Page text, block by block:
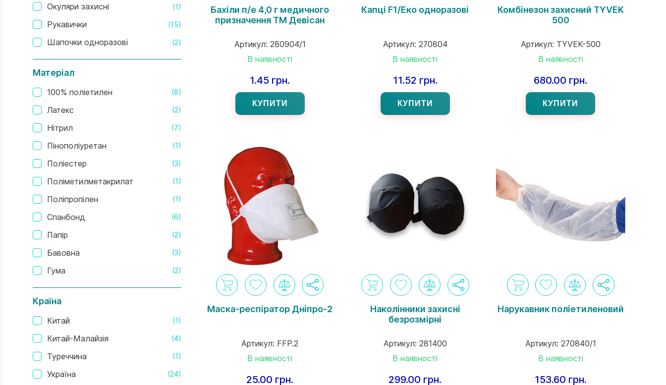
Бахіли п/е 4,0 г медичного
призначення ТМ Девісан
Артикул: 280904/1
В наявності
1.45 грн.
КУПИТИ
Капці F1/Еко одноразові
Артикул: 270804
В наявності
11.52 грн.
КУПИТИ
Комбінезон захисний TYVEK
500
Артикул: TYVEK-500
В наявності
680.00 грн.
КУПИТИ
Маска-респіратор Дніпро-2
Артикул: FFP.2
В наявності
25.00 грн.
Наколінники захисні
безрозмірні
Артикул: 281400
В наявності
299.00 грн.
Нарукавник поліетиленовий
Артикул: 270840/1
В наявності
153.60 грн.
Окуляри захисні (1)
Рукавички (15)
Шапочки одноразові (2)
Матеріал
100% поліетилен (8)
Латекс (2)
Нітрил (7)
Пінополіуретан (1)
Поліестер (3)
Поліметилметакрилат (1)
Поліпропілен (1)
Спанбонд (6)
Папір (2)
Бавовна (3)
Гума (2)
Країна
Китай (1)
Китай-Малайзія (4)
Туреччина (1)
Україна (24)